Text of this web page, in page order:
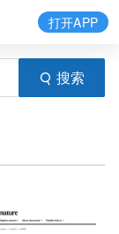
搜索
打开APP
谷氨酸受体